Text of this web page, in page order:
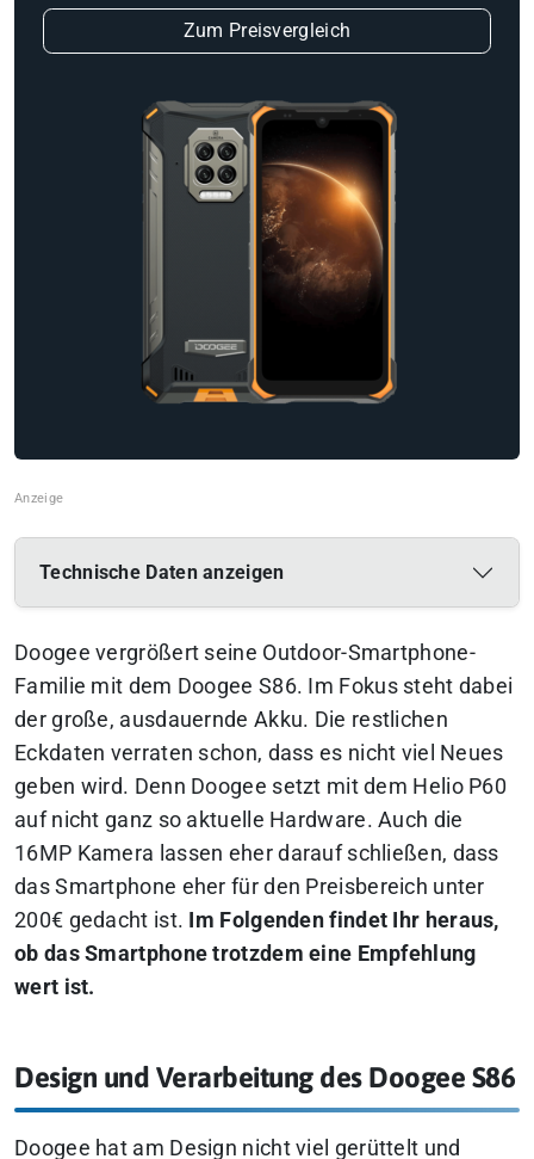
Zum Preisvergleich
Technische Daten anzeigen
Doogee vergrößert seine Outdoor-Smartphone-
Familie mit dem Doogee S86. Im Fokus steht dabei
der große, ausdauernde Akku. Die restlichen
Eckdaten verraten schon, dass es nicht viel Neues
geben wird. Denn Doogee setzt mit dem Helio P60
auf nicht ganz so aktuelle Hardware. Auch die
16MP Kamera lassen eher darauf schließen, dass
das Smartphone eher für den Preisbereich unter
200€ gedacht ist. Im Folgenden findet Ihr heraus,
ob das Smartphone trotzdem eine Empfehlung
wert ist.
Design und Verarbeitung des Doogee S86
Doogee hat am Design nicht viel gerüttelt und